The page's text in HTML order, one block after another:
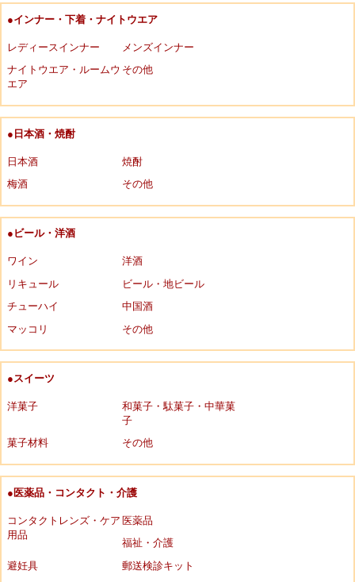
●インナー・下着・ナイトウエア
レディースインナー
メンズインナー
ナイトウエア・ルームウ
エア
その他
●日本酒・焼酎
日本酒
焼酎
梅酒
その他
●ビール・洋酒
ワイン
洋酒
リキュール
ビール・地ビール
チューハイ
中国酒
マッコリ
その他
●スイーツ
洋菓子
和菓子・駄菓子・中華菓
子
菓子材料
その他
●医薬品・コンタクト・介護
コンタクトレンズ・ケア
用品
医薬品
福祉・介護
避妊具
郵送検診キット